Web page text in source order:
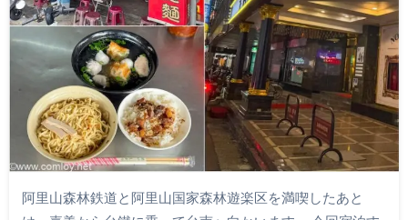
阿里山森林鉄道と阿里山国家森林遊楽区を満喫したあと